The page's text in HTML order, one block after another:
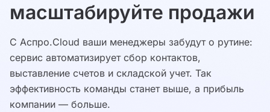
масштабируйте продажи
С Аспро.Cloud ваши менеджеры забудут о рутине:
сервис автоматизирует сбор контактов,
выставление счетов и складской учет. Так
эффективность команды станет выше, а прибыль
компании — больше.